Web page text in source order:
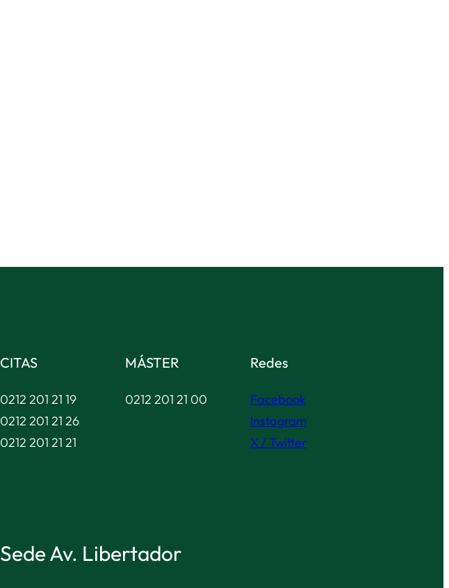
CITAS
0212 201 21 19
0212 201 21 26
0212 201 21 21
MÁSTER
0212 201 21 00
Redes
Facebook
Instagram
X / Twitter
Sede Av. Libertador